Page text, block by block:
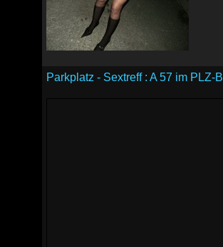
Parkplatz - Sextreff : A 57 im PLZ-